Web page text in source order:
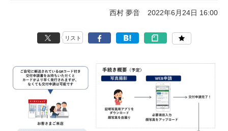
西村 夢音 2022年6月24日 16:00
リスト